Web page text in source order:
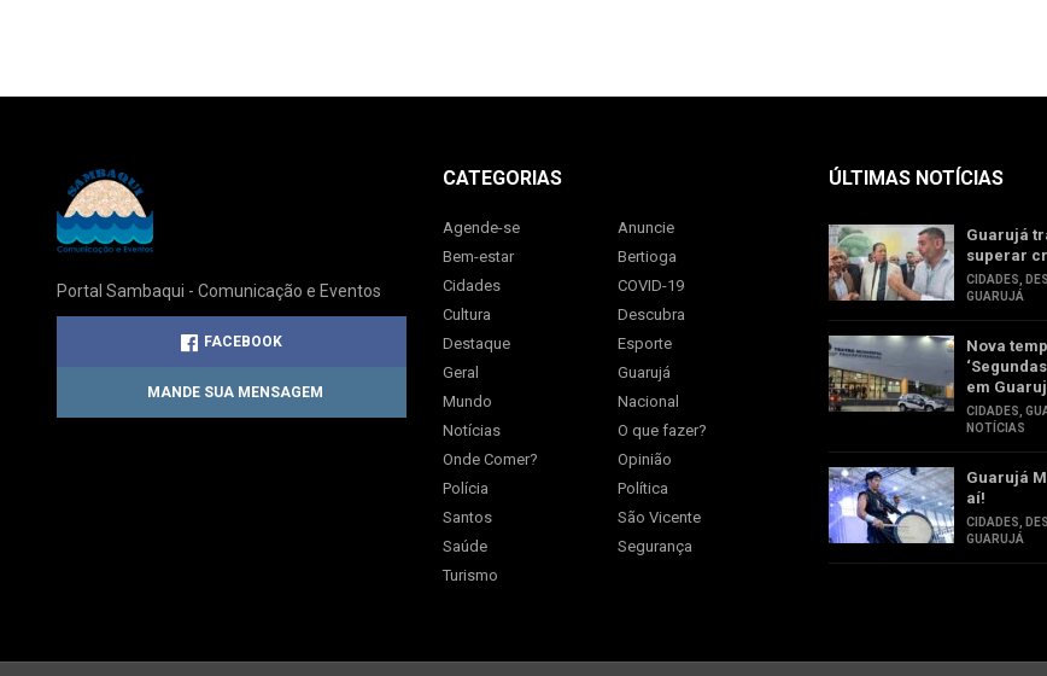
Portal Sambaqui - Comunicação e Eventos
FACEBOOK
MANDE SUA MENSAGEM
CATEGORIAS
Agende-se
Anuncie
Bem-estar
Bertioga
Cidades
COVID-19
Cultura
Descubra
Destaque
Esporte
Geral
Guarujá
Mundo
Nacional
Notícias
O que fazer?
Onde Comer?
Opinião
Polícia
Política
Santos
São Vicente
Saúde
Segurança
Turismo
ÚLTIMAS NOTÍCIAS
Guarujá
superar
CIDADES,
GUARUJÁ
Nova
em
CIDADES,
NOTÍCIAS
Guarujá
aí!
CIDADES,
GUARUJÁ